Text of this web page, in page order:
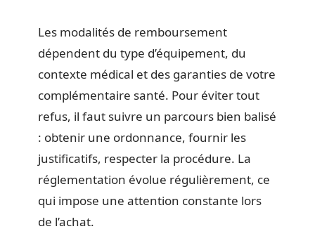
Les modalités de remboursement
dépendent du type d’équipement, du
contexte médical et des garanties de votre
complémentaire santé. Pour éviter tout
refus, il faut suivre un parcours bien balisé
: obtenir une ordonnance, fournir les
justificatifs, respecter la procédure. La
réglementation évolue régulièrement, ce
qui impose une attention constante lors
de l’achat.